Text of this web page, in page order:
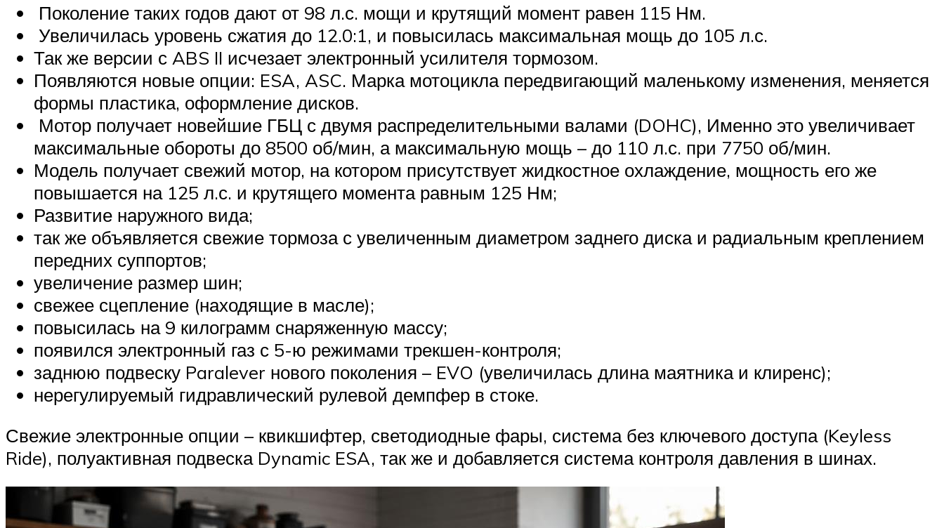
Поколение таких годов дают от 98 л.с. мощи и крутящий момент равен 115 Нм.
Увеличилась уровень сжатия до 12.0:1, и повысилась максимальная мощь до 105 л.с.
Так же версии с ABS II исчезает электронный усилителя тормозом.
Появляются новые опции: ESA, ASC. Марка мотоцикла передвигающий маленькому изменения, меняется
формы пластика, оформление дисков.
Мотор получает новейшие ГБЦ с двумя распределительными валами (DOHC), Именно это увеличивает
максимальные обороты до 8500 об/мин, а максимальную мощь – до 110 л.с. при 7750 об/мин.
Модель получает свежий мотор, на котором присутствует жидкостное охлаждение, мощность его же
повышается на 125 л.с. и крутящего момента равным 125 Нм;
Развитие наружного вида;
так же объявляется свежие тормоза с увеличенным диаметром заднего диска и радиальным креплением
передних суппортов;
увеличение размер шин;
свежее сцепление (находящие в масле);
повысилась на 9 килограмм снаряженную массу;
появился электронный газ с 5-ю режимами трекшен-контроля;
заднюю подвеску Paralever нового поколения – EVO (увеличилась длина маятника и клиренс);
нерегулируемый гидравлический рулевой демпфер в стоке.
Свежие электронные опции – квикшифтер, светодиодные фары, система без ключевого доступа (Keyless
Ride), полуактивная подвеска Dynamic ESA, так же и добавляется система контроля давления в шинах.